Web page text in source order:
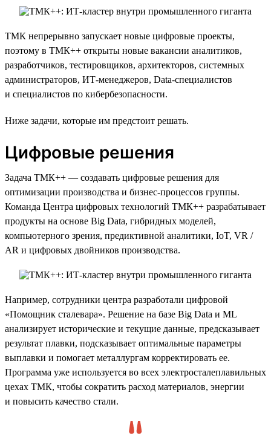
ТМК непрерывно запускает новые цифровые проекты,
поэтому в ТМК++ открыты новые вакансии аналитиков,
разработчиков, тестировщиков, архитекторов, системных
администраторов, ИТ-менеджеров, Data-специалистов
и специалистов по кибербезопасности.
Ниже задачи, которые им предстоит решать.
Цифровые решения
Задача ТМК++ — создавать цифровые решения для
оптимизации производства и бизнес-процессов группы.
Команда Центра цифровых технологий ТМК++ разрабатывает
продукты на основе Big Data, гибридных моделей,
компьютерного зрения, предиктивной аналитики, IoT, VR /
AR и цифровых двойников производства.
Например, сотрудники центра разработали цифровой
«Помощник сталевара». Решение на базе Big Data и ML
анализирует исторические и текущие данные, предсказывает
результат плавки, подсказывает оптимальные параметры
выплавки и помогает металлургам корректировать ее.
Программа уже используется во всех электросталеплавильных
цехах ТМК, чтобы сократить расход материалов, энергии
и повысить качество стали.